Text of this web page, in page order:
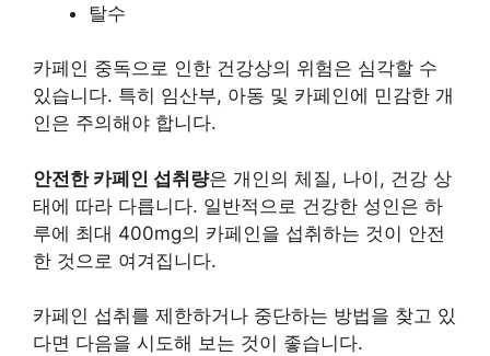
탈수
카페인 중독으로 인한 건강상의 위험은 심각할 수
있습니다. 특히 임산부, 아동 및 카페인에 민감한 개
인은 주의해야 합니다.
안전한 카페인 섭취량은 개인의 체질, 나이, 건강 상
태에 따라 다릅니다. 일반적으로 건강한 성인은 하
루에 최대 400mg의 카페인을 섭취하는 것이 안전
한 것으로 여겨집니다.
카페인 섭취를 제한하거나 중단하는 방법을 찾고 있
다면 다음을 시도해 보는 것이 좋습니다.